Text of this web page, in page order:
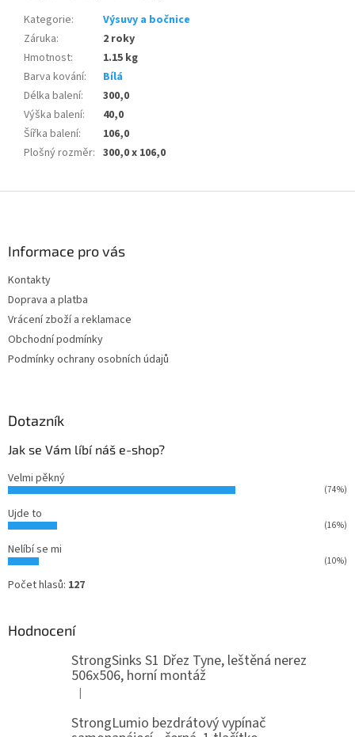
Kategorie:
Výsuvy a bočnice
Záruka:
2 roky
Hmotnost:
1.15 kg
Barva kování:
Bílá
Délka balení:
300,0
Výška balení:
40,0
Šířka balení:
106,0
Plošný rozměr: 300,0 x 106,0
Informace pro vás
Kontakty
Doprava a platba
Vrácení zboží a reklamace
Obchodní podmínky
Podmínky ochrany osobních údajů
Dotazník
Jak se Vám líbí náš e-shop?
Velmi pěkný
(74%)
Ujde to
(16%)
Nelíbí se mi
(10%)
Počet hlasů: 127
Hodnocení
StrongSinks S1 Dřez Tyne, leštěná nerez
506x506, horní montáž
Hodnocení produktu je 5 z 5 hvězdiček.
|
StrongLumio bezdrátový vypínač